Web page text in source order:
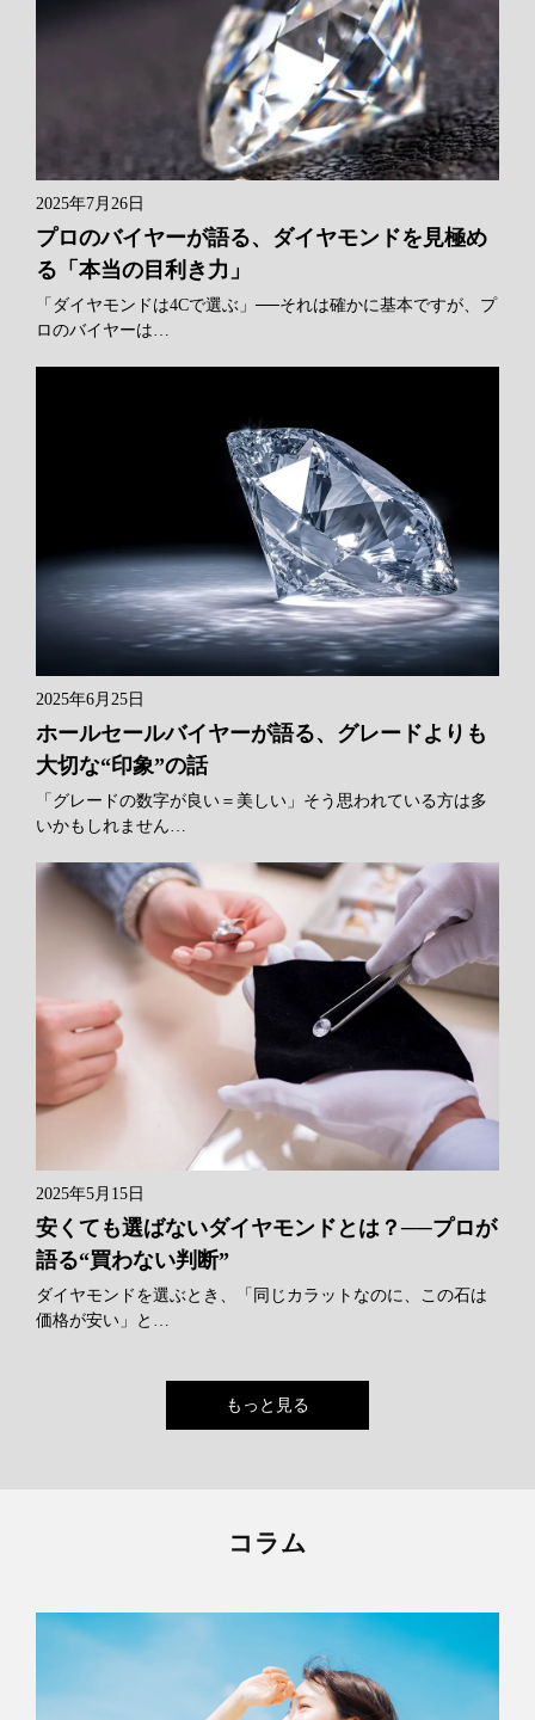
2025年7月26日
プロのバイヤーが語る、ダイヤモンドを見極め
る「本当の目利き力」
「ダイヤモンドは4Cで選ぶ」──それは確かに基本ですが、プ
ロのバイヤーは…
2025年6月25日
ホールセールバイヤーが語る、グレードよりも
大切な“印象”の話
「グレードの数字が良い＝美しい」そう思われている方は多
いかもしれません…
2025年5月15日
安くても選ばないダイヤモンドとは？──プロが
語る“買わない判断”
ダイヤモンドを選ぶとき、「同じカラットなのに、この石は
価格が安い」と…
もっと見る
コラム